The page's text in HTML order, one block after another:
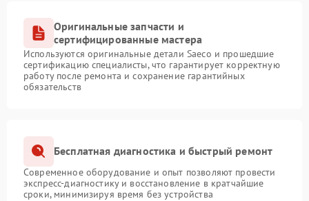
Оригинальные запчасти и
сертифицированные мастера
Используются оригинальные детали Saeco и прошедшие
сертификацию специалисты, что гарантирует корректную
работу после ремонта и сохранение гарантийных
обязательств
Бесплатная диагностика и быстрый ремонт
Современное оборудование и опыт позволяют провести
экспресс-диагностику и восстановление в кратчайшие
сроки, минимизируя время без устройства